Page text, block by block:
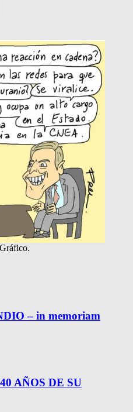
– in memoriam
AÑOS DE SU